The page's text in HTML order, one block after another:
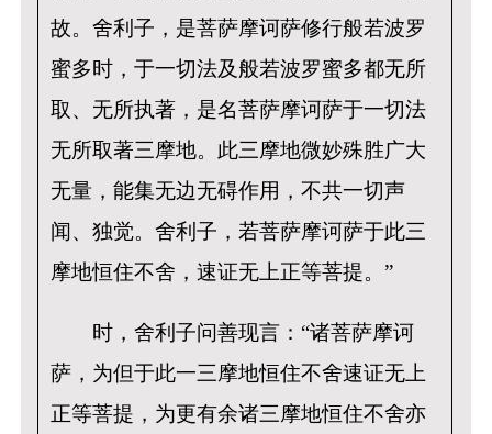
故。舍利子，是菩萨摩诃萨修行般若波罗
蜜多时，于一切法及般若波罗蜜多都无所
取、无所执著，是名菩萨摩诃萨于一切法
无所取著三摩地。此三摩地微妙殊胜广大
无量，能集无边无碍作用，不共一切声
闻、独觉。舍利子，若菩萨摩诃萨于此三
摩地恒住不舍，速证无上正等菩提。”
时，舍利子问善现言：“诸菩萨摩诃
萨，为但于此一三摩地恒住不舍速证无上
正等菩提，为更有余诸三摩地恒住不舍亦